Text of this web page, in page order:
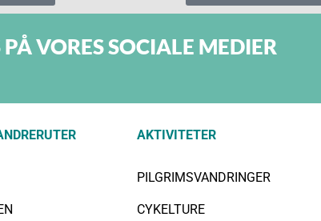
VORES SOCIALE MEDIER
AKTIVITETER
PILGRIMSVANDRINGER
CYKELTURE